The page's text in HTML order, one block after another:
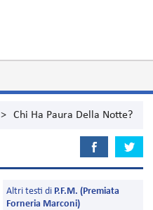
> Chi Ha Paura Della Notte?
Altri testi di P.F.M. (Premiata
Forneria Marconi)